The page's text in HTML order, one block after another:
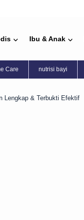
Ibu & Anak
Care nutrisi bayi
Lengkap & Terbukti Efektif